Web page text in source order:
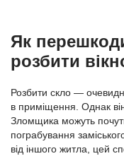
Як
розбити
Розбити скло —
в приміщення. Однак
Зломщика можуть
пограбування
від іншого житла, цей